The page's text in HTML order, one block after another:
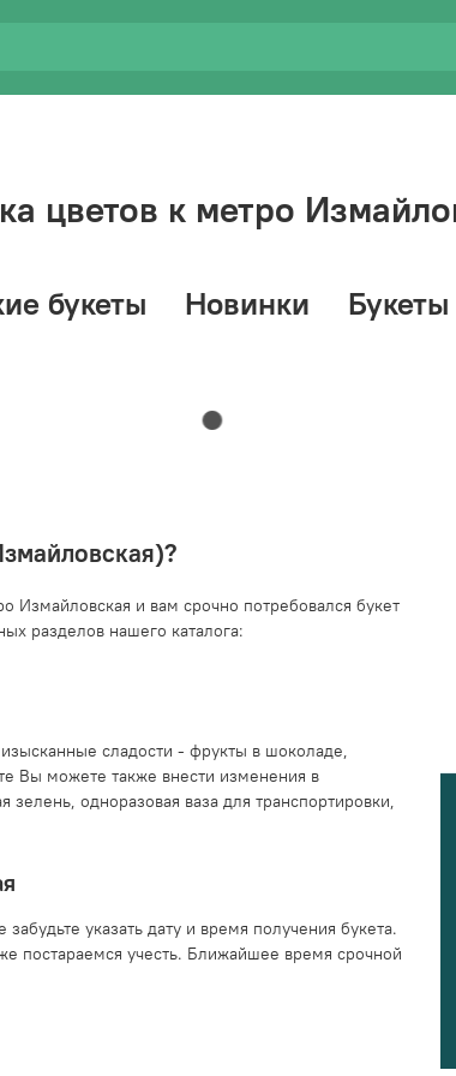
цветов к метро
букеты Новинки
Измайловская и вам срочно потребовался букет
разделов нашего каталога:
сладости - фрукты в шоколаде,
Вы можете также внести изменения в
одноразовая ваза для транспортировки,
указать дату и время получения букета.
постараемся учесть. Ближайшее время срочной